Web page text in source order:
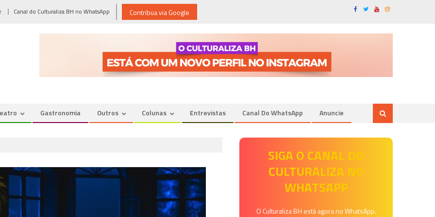
Canal do Culturaliza BH no WhatsApp Contribua via Google
Gastronomia Outros Colunas Entrevistas Canal Do WhatsApp Anuncie
SIGA O CANAL DO
CULTURALIZA NO
WHATSAPP
O Culturaliza BH está agora no WhatsApp.